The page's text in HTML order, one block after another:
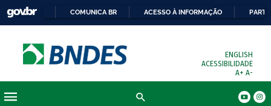
COMUNICA BR ACESSO À INFORMAÇÃO
ENGLISH
ACESSIBILIDADE
A+ A-